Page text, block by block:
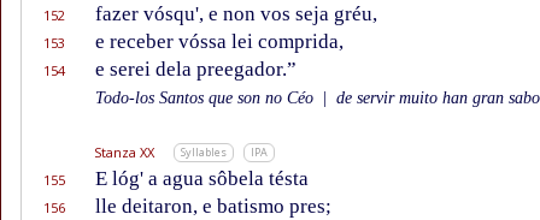
152 fazer vósqu', e non vos seja gréu,
153 e receber vóssa lei comprida,
154 e serei dela preegador.”
Todo-los Santos que son no Céo de servir muito han gran
Stanza XX Syllables IPA
155 E lóg' a agua sôbela tésta
156 lle deitaron, e batismo pres;